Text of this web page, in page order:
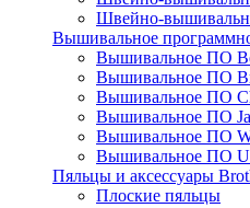
Швейно-
Вышивальное
Вышивальное ПО
Вышивальное ПО
Вышивальное ПО
Вышивальное ПО
Вышивальное ПО
Вышивальное ПО
Пяльцы и аксессуары
Плоские пяльцы